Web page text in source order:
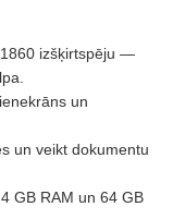
1860 izšķirtspēju —
un
un veikt dokumentu
GB RAM un 64 GB